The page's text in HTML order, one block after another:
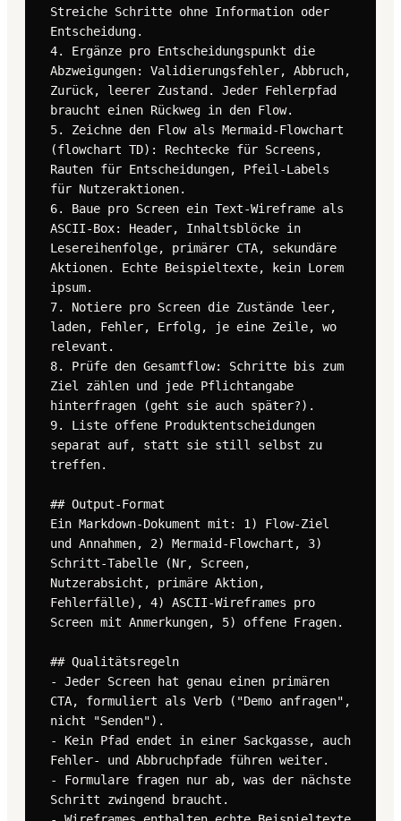
Streiche Schritte ohne Information oder
Entscheidung.
4. Ergänze pro Entscheidungspunkt die
Abzweigungen: Validierungsfehler, Abbruch,
Zurück, leerer Zustand. Jeder Fehlerpfad
braucht einen Rückweg in den Flow.
5. Zeichne den Flow als Mermaid-Flowchart
(flowchart TD): Rechtecke für Screens,
Rauten für Entscheidungen, Pfeil-Labels
für Nutzeraktionen.
6. Baue pro Screen ein Text-Wireframe als
ASCII-Box: Header, Inhaltsblöcke in
Lesereihenfolge, primärer CTA, sekundäre
Aktionen. Echte Beispieltexte, kein Lorem
ipsum.
7. Notiere pro Screen die Zustände leer,
laden, Fehler, Erfolg, je eine Zeile, wo
relevant.
8. Prüfe den Gesamtflow: Schritte bis zum
Ziel zählen und jede Pflichtangabe
hinterfragen (geht sie auch später?).
9. Liste offene Produktentscheidungen
separat auf, statt sie still selbst zu
treffen.
## Output-Format
Ein Markdown-Dokument mit: 1) Flow-Ziel
und Annahmen, 2) Mermaid-Flowchart, 3)
Schritt-Tabelle (Nr, Screen,
Nutzerabsicht, primäre Aktion,
Fehlerfälle), 4) ASCII-Wireframes pro
Screen mit Anmerkungen, 5) offene Fragen.
## Qualitätsregeln
- Jeder Screen hat genau einen primären
CTA, formuliert als Verb ("Demo anfragen",
nicht "Senden").
- Kein Pfad endet in einer Sackgasse, auch
Fehler- und Abbruchpfade führen weiter.
- Formulare fragen nur ab, was der nächste
Schritt zwingend braucht.